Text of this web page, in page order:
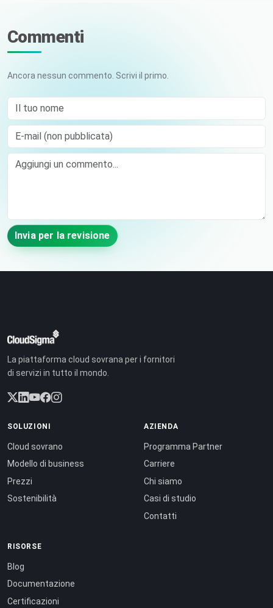
Commenti
Ancora nessun commento. Scrivi il primo.
Il tuo nome
E-mail (non pubblicata)
Comment
Invia per la revisione
La piattaforma cloud sovrana per i fornitori
di servizi in tutto il mondo.
SOLUZIONI
Cloud sovrano
Modello di business
Prezzi
Sostenibilità
AZIENDA
Programma Partner
Carriere
Chi siamo
Casi di studio
Contatti
RISORSE
Blog
Documentazione
Certificazioni